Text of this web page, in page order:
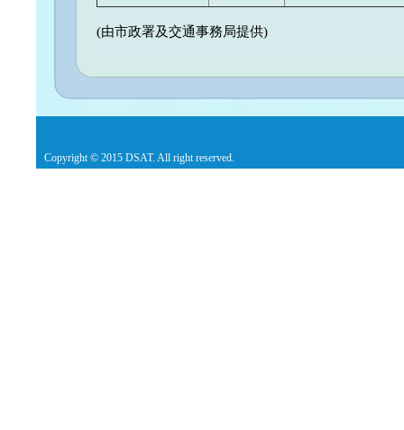
(由市政署及交通事務局提供)
Copyright © 2015 DSAT. All right reserved.